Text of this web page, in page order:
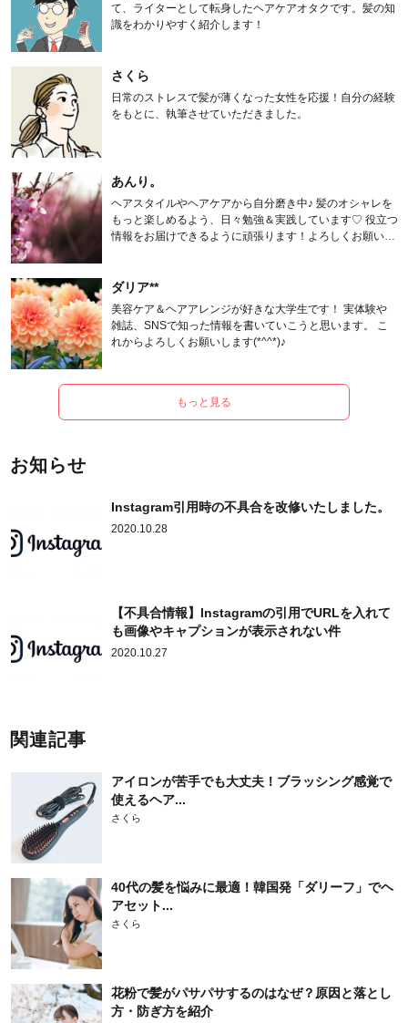
て、ライターとして転身したヘアケアオタクです。髪の知
識をわかりやすく紹介します！
さくら
日常のストレスで髪が薄くなった女性を応援！自分の経験
をもとに、執筆させていただきました。
あんり。
ヘアスタイルやヘアケアから自分磨き中♪ 髪のオシャレを
もっと楽しめるよう、日々勉強＆実践しています♡ 役立つ
情報をお届けできるように頑張ります！よろしくお願いし
ダリア**
美容ケア＆ヘアアレンジが好きな大学生です！ 実体験や
雑誌、SNSで知った情報を書いていこうと思います。 こ
れからよろしくお願いします(*^^*)♪
もっと見る
お知らせ
Instagram引用時の不具合を改修いたしました。
2020.10.28
【不具合情報】Instagramの引用でURLを入れて
も画像やキャプションが表示されない件
2020.10.27
関連記事
アイロンが苦手でも大丈夫！ブラッシング感覚で
使えるヘア...
さくら
40代の髪を悩みに最適！韓国発「ダリーフ」でヘ
アセット...
さくら
花粉で髪がパサパサするのはなぜ？原因と落とし
方・防ぎ方を紹介